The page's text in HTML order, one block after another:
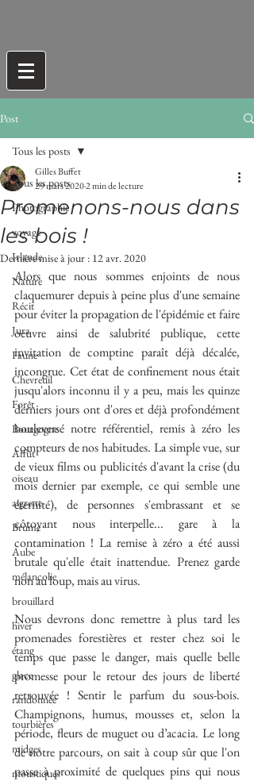
Post
Tous les posts
Photographie
voyage
Irlande
Nature
Récit
Jura
Faune
Chevreuil
Forêt
Bourgogne
Affût
oiseau
aigrette
Brume
Aube
mélancolie
brouillard
hiver
étang
glace
randonnée
tourbières
midges
moustiques
Tous les posts
Promenons-nous dans
les bois !
Gilles Buffet
29 mars 20202 min de lecture
Dernière mise à jour : 12 avr. 2020
Alors que nous sommes enjoints de nous
claquemurer depuis à peine plus d'une semaine
pour éviter la propagation de l'épidémie et faire
oeuvre ainsi de salubrité publique, cette
invitation de comptine paraît déjà décalée,
incongrue. Cet état de confinement nous était
jusqu'alors inconnu il y a peu, mais les quinze
derniers jours ont d'ores et déjà profondément
bouleversé notre référentiel, remis à zéro les
compteurs de nos habitudes. La simple vue, sur
de vieux films ou publicités d'avant la crise (du
mois dernier par exemple, ce qui semble une
éternité), de personnes s'embrassant et se
côtoyant nous interpelle... gare à la
contamination ! La remise à zéro a été aussi
brutale qu'elle était inattendue. Prenez garde
non au loup, mais au virus.
Nous devrons donc remettre à plus tard les
promenades forestières et rester chez soi le
temps que passe le danger, mais quelle belle
promesse pour le retour des jours de liberté
retrouvée ! Sentir le parfum du sous-bois.
Champignons, humus, mousses et, selon la
période, fleurs de muguet ou d’acacia. Le long
de notre parcours, on sait à coup sûr que l'on
passe à proximité de quelques pins qui nous